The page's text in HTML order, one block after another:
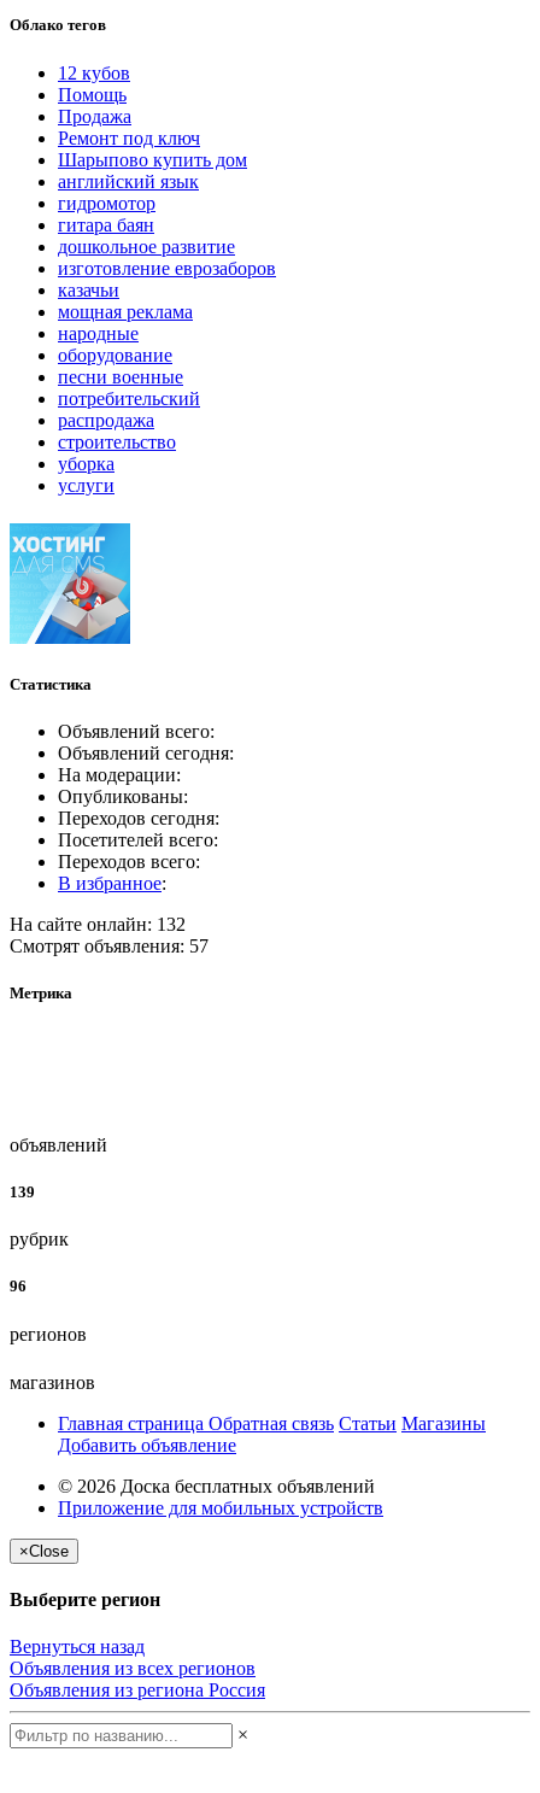
Облако тегов
12 кубов
Помощь
Продажа
Ремонт под ключ
Шарыпово купить дом
английский язык
гидромотор
гитара баян
дошкольное развитие
изготовление еврозаборов
казачьи
мощная реклама
народные
оборудование
песни военные
потребительский
распродажа
строительство
уборка
услуги
Статистика
Объявлений всего:
Объявлений сегодня:
На модерации:
Опубликованы:
Переходов сегодня:
Посетителей всего:
Переходов всего:
В избранное:
На сайте онлайн: 132
Смотрят объявления: 57
Метрика
объявлений
139
рубрик
96
регионов
магазинов
Главная страница Обратная связь Статьи Магазины
Добавить объявление
© 2026 Доска бесплатных объявлений
Приложение для мобильных устройств
×Close
Выберите регион
Вернуться назад
Объявления из всех регионов
Объявления из региона Россия
×